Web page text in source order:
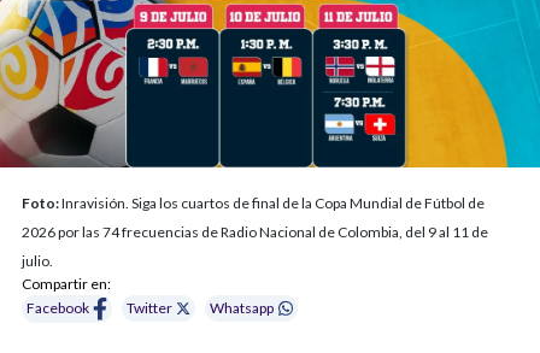
Foto:Inravisión. Siga los cuartos de final de la Copa Mundial de Fútbol de
2026 por las 74 frecuencias de Radio Nacional de Colombia, del 9 al 11 de
julio.
Compartir en:
Facebook
Twitter Whatsapp